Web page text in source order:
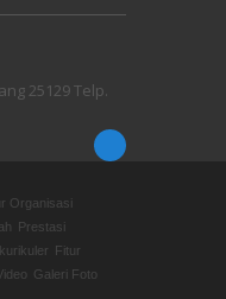
25129 Telp.
Organisasi
Prestasi
Fitur
Galeri Foto